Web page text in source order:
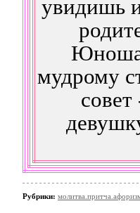
увидишь
Юноша
мудрому
Рубрики: